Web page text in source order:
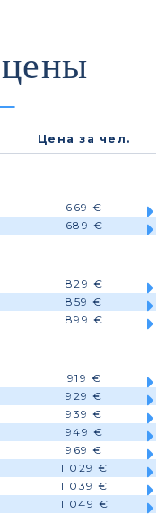
Цена за чел.
669 €
689 €
829 €
859 €
899 €
919 €
929 €
939 €
949 €
969 €
1 029 €
1 039 €
1 049 €